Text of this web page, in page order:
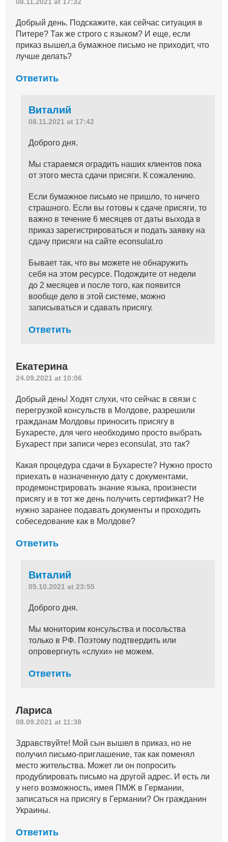
Добрый день. Подскажите, как сейчас ситуация в
Питере? Так же строго с языком? И еще, если
приказ вышел,а бумажное письмо не приходит, что
лучше делать?
Ответить
Виталий
08.11.2021 at 17:42
Доброго дня.
Мы стараемся оградить наших клиентов пока
от этого места сдачи присяги. К сожалению.
Если бумажное письмо не пришло, то ничего
страшного. Если вы готовы к сдаче присяги, то
важно в течение 6 месяцев от даты выхода в
приказ зарегистрироваться и подать заявку на
сдачу присяги на сайте econsulat.ro
Бывает так, что вы можете не обнаружить
себя на этом ресурсе. Подождите от недели
до 2 месяцев и после того, как появится
вообще дело в этой системе, можно
записываться и сдавать присягу.
Ответить
Екатерина
24.09.2021 at 10:06
Добрый день! Ходят слухи, что сейчас в связи с
перегрузкой консульств в Молдове, разрешили
гражданам Молдовы приносить присягу в
Бухаресте, для чего необходимо просто выбрать
Бухарест при записи через econsulat, это так?
Какая процедура сдачи в Бухаресте? Нужно просто
приехать в назначенную дату с документами,
продемонстрировать знание языка, произнести
присягу и в тот же день получить сертификат? Не
нужно заранее подавать документы и проходить
собеседование как в Молдове?
Ответить
Виталий
05.10.2021 at 23:55
Доброго дня.
Мы мониторим консульства и посольства
только в РФ. Поэтому подтвердить или
опровергнуть «слухи» не можем.
Ответить
Лариса
08.09.2021 at 11:38
Здравствуйте! Мой сын вышел в приказ, но не
получил письмо-приглашение, так как поменял
место жительства. Может ли он попросить
продублировать письмо на другой адрес. И есть ли
у него возможность, имея ПМЖ в Германии,
записаться на присягу в Германии? Он гражданин
Украины.
Ответить